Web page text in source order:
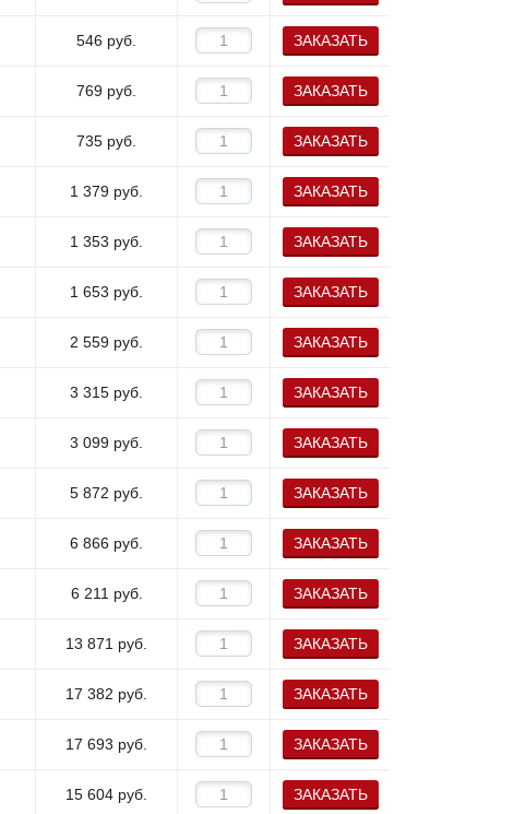
546 руб. ЗАКАЗАТЬ
769 руб. ЗАКАЗАТЬ
735 руб. ЗАКАЗАТЬ
1 379 руб. ЗАКАЗАТЬ
1 353 руб. ЗАКАЗАТЬ
1 653 руб. ЗАКАЗАТЬ
2 559 руб. ЗАКАЗАТЬ
3 315 руб. ЗАКАЗАТЬ
3 099 руб. ЗАКАЗАТЬ
5 872 руб. ЗАКАЗАТЬ
6 866 руб. ЗАКАЗАТЬ
6 211 руб. ЗАКАЗАТЬ
13 871 руб. ЗАКАЗАТЬ
17 382 руб. ЗАКАЗАТЬ
17 693 руб. ЗАКАЗАТЬ
15 604 руб. ЗАКАЗАТЬ